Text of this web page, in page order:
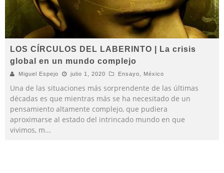
LOS CÍRCULOS DEL LABERINTO | La crisis
global en un mundo complejo
Miguel Espejo julio 1, 2020 Ensayo México
Una de las situaciones más sorprendente de las últimas
décadas es que mientras más se ha necesitado de un
pensamiento altamente complejo, que pudiera
aproximarse al estado del intrincado mundo en que
vivimos, m...